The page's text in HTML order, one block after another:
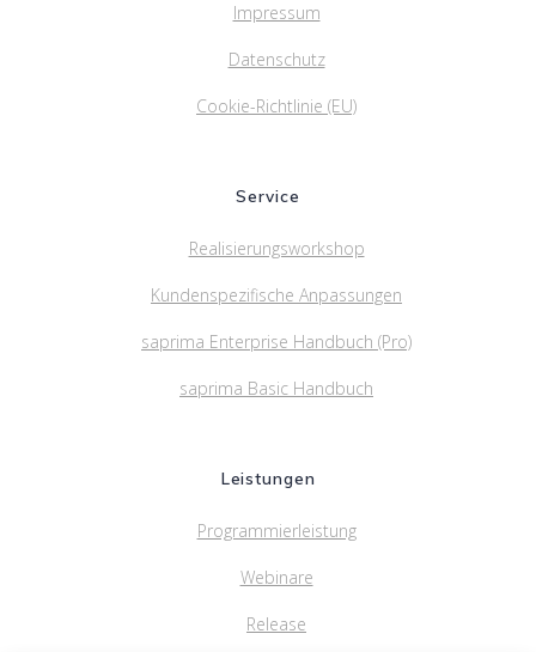
Impressum
Datenschutz
Cookie-Richtlinie (EU)
Service
Realisierungsworkshop
Kundenspezifische Anpassungen
saprima Enterprise Handbuch (Pro)
saprima Basic Handbuch
Leistungen
Programmierleistung
Webinare
Release